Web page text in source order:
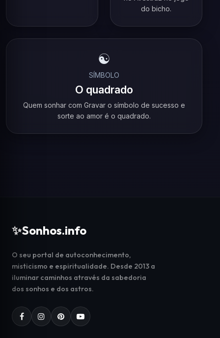
do bicho.
☯️
SÍMBOLO
O quadrado
Quem sonhar com Gravar o símbolo de sucesso e
sorte ao amor é o quadrado.
✨Sonhos.info
O seu portal de autoconhecimento,
misticismo e espiritualidade. Desde 2013 a
iluminar caminhos através da sabedoria
dos sonhos e dos astros.